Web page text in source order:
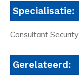
Specialisatie:
Consultant Security
Gerelateerd: